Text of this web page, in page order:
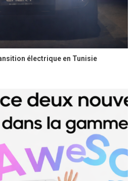
électrique en Tunisie